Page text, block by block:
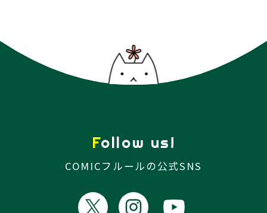
Follow us!
COMICフルールの公式SNS